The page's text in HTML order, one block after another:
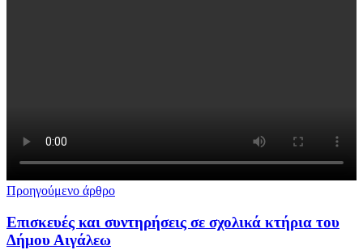
Προηγούμενο άρθρο
Επισκευές και συντηρήσεις σε σχολικά κτήρια του
Δήμου Αιγάλεω